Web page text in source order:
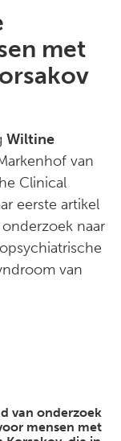
met
Wiltine
van
Clinical
eerste artikel
naar
van
van onderzoek
mensen met